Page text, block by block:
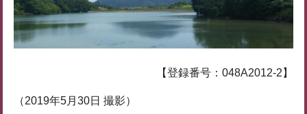
【登録番号：048A2012-2】
（2019年5月30日 撮影）